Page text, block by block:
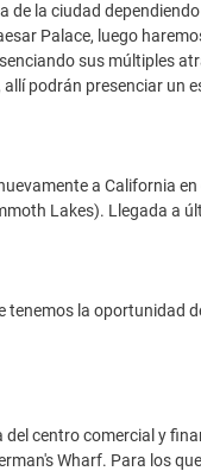
la ciudad
Palace, luego
sus múltiples
podrán presenciar un
a California
Lakes). Llegada a
tenemos la oportunidad
centro comercial y
Wharf. Para los